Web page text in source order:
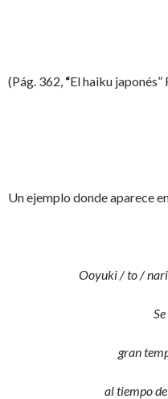
(Pág. 362, “El haiku
Un ejemplo donde aparece
Ooyuki / to / nari
gran
al tiempo